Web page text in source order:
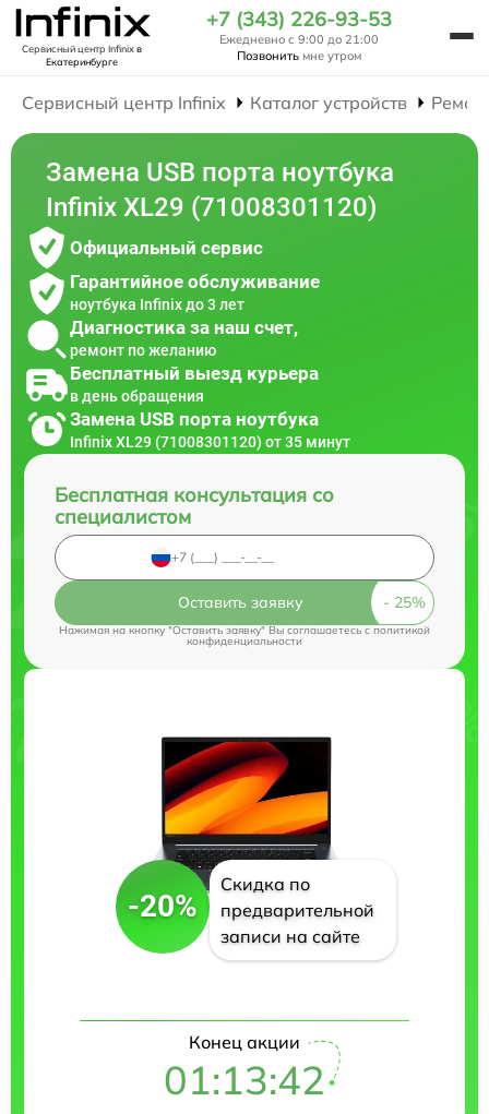
Сервисный центр Infinixв
Екатеринбурге
+7 (343) 226-93-53
Ежедневно с 9:00 до 21:00
Позвонить мне утром
Сервисный центр Infinix Каталог устройств
Замена USB порта ноутбука
Infinix XL29 (71008301120)
Официальный сервис
Гарантийное обслуживание
ноутбука Infinix до 3 лет
Диагностика за наш счет,
ремонт по желанию
Бесплатный выезд курьера
в день обращения
Замена USB порта ноутбука
Infinix XL29 (71008301120) от 35 минут
Бесплатная консультация со
специалистом
Оставить заявку
Нажимая на кнопку "Оставить заявку" Вы соглашаетесь cполитикой
конфиденциальности
-20%
Скидка по
предварительной
записи на сайте
Конец акции
01:13:41